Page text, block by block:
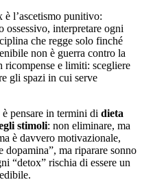
l’ascetismo punitivo:
interpretare ogni
che regge solo finché
non è guerra contro la
ricompense e limiti: scegliere
gli spazi in cui serve
pensare in termini di dieta
stimoli: non eliminare, ma
è davvero motivazionale,
dopamina”, ma riparare sonno
“detox” rischia di essere un